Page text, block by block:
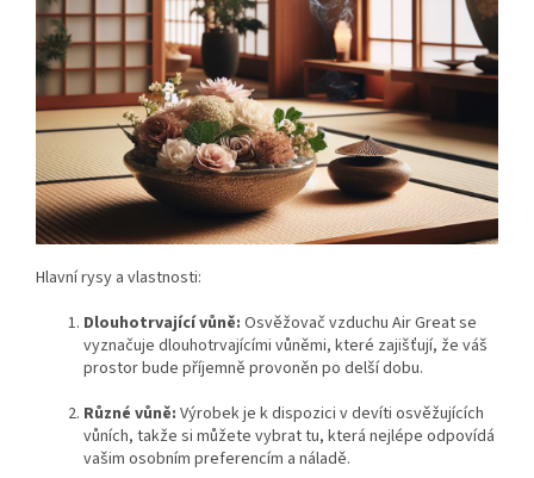
Hlavní rysy a vlastnosti:
Dlouhotrvající vůně: Osvěžovač vzduchu Air Great se
vyznačuje dlouhotrvajícími vůněmi, které zajišťují, že váš
prostor bude příjemně provoněn po delší dobu.
Různé vůně: Výrobek je k dispozici v devíti osvěžujících
vůních, takže si můžete vybrat tu, která nejlépe odpovídá
vašim osobním preferencím a náladě.